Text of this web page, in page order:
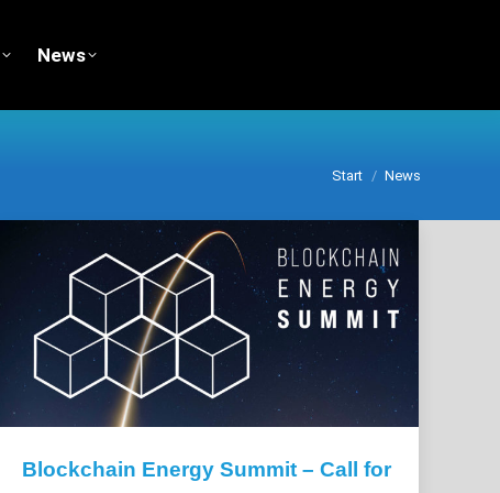
News
Sie befinden sich
Start News
Blockchain Energy Summit – Call for
News